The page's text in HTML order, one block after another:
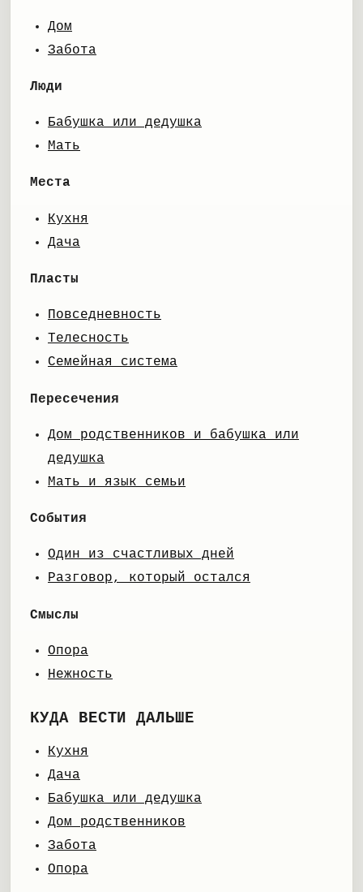
Дом
Забота
Люди
Бабушка или дедушка
Мать
Места
Кухня
Дача
Пласты
Повседневность
Телесность
Семейная система
Пересечения
Дом родственников и бабушка или
дедушка
Мать и язык семьи
События
Один из счастливых дней
Разговор, который остался
Смыслы
Опора
Нежность
КУДА ВЕСТИ ДАЛЬШЕ
Кухня
Дача
Бабушка или дедушка
Дом родственников
Забота
Опора